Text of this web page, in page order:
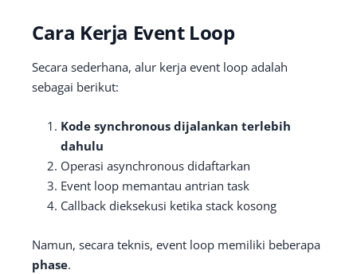
Cara Kerja Event Loop
Secara sederhana, alur kerja event loop adalah
sebagai berikut:
Kode synchronous dijalankan terlebih
dahulu
Operasi asynchronous didaftarkan
Event loop memantau antrian task
Callback dieksekusi ketika stack kosong
Namun, secara teknis, event loop memiliki beberapa
phase.